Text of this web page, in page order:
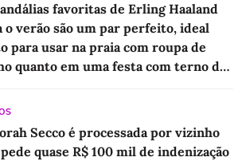
favoritas de Erling Haaland
o verão são um par perfeito, ideal
para usar na praia com roupa de
quanto em uma festa com terno de
Secco é processada por vizinho
quase R$ 100 mil de indenização